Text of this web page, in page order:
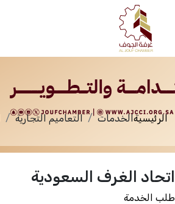
تعرف علينا
الخدمات
الرئيسيةالخدمات التعاميم التجارية
اتحاد الغرف السعودية
طلب الخدمة